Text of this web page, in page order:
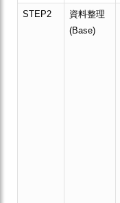
STEP2
資料整理
(Base)